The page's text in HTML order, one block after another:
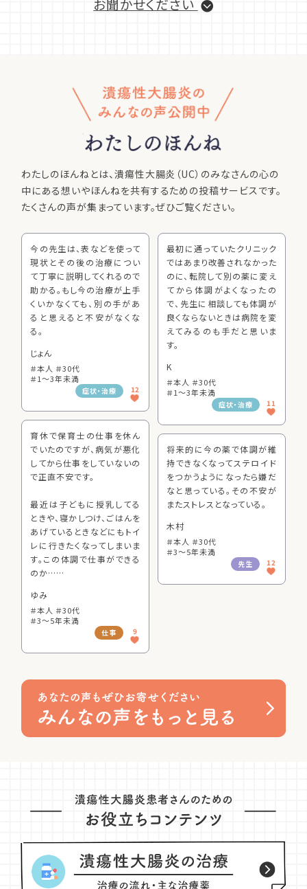
お聞かせください
わたしのほんねとは、潰瘍性大腸炎（UC）のみなさんの心の
中にある想いやほんねを共有するための投稿サービスです。
たくさんの声が集まっています。ぜひご覧ください。
今の先生は、表などを使って
現状とその後の治療につい
て丁寧に説明してくれるので
助かる。もし今の治療が上手
くいかなくても、別の手があ
ると思えると不安がなくな
る。
じょん
＃本人 ＃30代
＃1～3年未満
症状・治療 12
育休で保育士の仕事を休ん
でいたのですが、病気が悪化
してから仕事をしていないの
で正直不安です。
最近は子どもに授乳してる
ときや、寝かしつけ、ごはんを
あげているときなどにもトイ
レに行きたくなってしまいま
す。この体調で仕事ができる
のか……
ゆみ
＃本人 ＃30代
＃3～5年未満
仕事 9
最初に通っていたクリニック
ではあまり改善されなかった
のに、転院して別の薬に変え
てから体調がよくなったの
で、先生に相談しても体調が
良くならないときは病院を変
えてみるのも手だと思いま
す。
K
＃本人 ＃30代
＃1～3年未満
症状・治療 11
将来的に今の薬で体調が維
持できなくなってステロイド
をつかうようになったら嫌だ
なと思っている。その不安が
またストレスとなっている。
木村
＃本人 ＃30代
＃3～5年未満
先生 12